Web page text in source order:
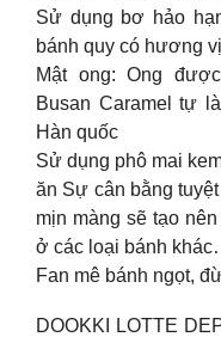
Sử dụng bơ hảo
bánh quy có hương
Mật ong: Ong
Busan Caramel tự
Hàn quốc
Sử dụng phô mai
ăn Sự cân bằng
mịn màng sẽ tạo
ở các loại bánh
Fan mê bánh ngọt,
DOOKKI LOTTE